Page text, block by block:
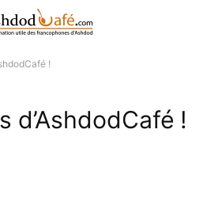
!
d’AshdodCafé !